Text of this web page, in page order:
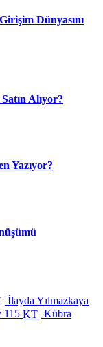
Dünyasını
Alıyor?
Yazıyor?
İlayda Yılmazkaya
115 KT Kübra